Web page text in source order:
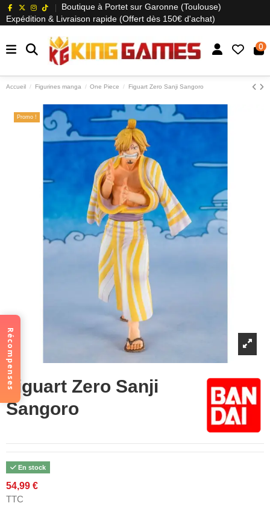
Boutique à Portet sur Garonne (Toulouse)
Expédition & Livraison rapide (Offert dès 150€ d'achat)
0
Accueil Figurines manga One Piece Figuart Zero Sanji Sangoro
Promo !
Figuart Zero Sanji
Sangoro
En stock
54,99 €
TTC
Récompenses